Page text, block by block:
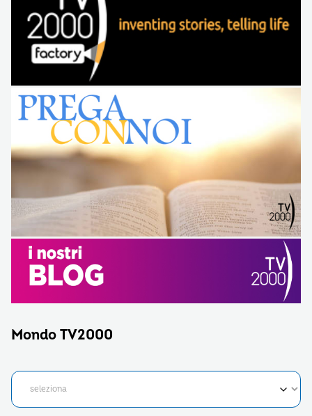
Mondo TV2000